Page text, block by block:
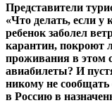
Представители
«Что делать, если у
ребенок заболел
карантин, покроют
проживания в этом
авиабилеты? И
никому не сообщать
в Россию в